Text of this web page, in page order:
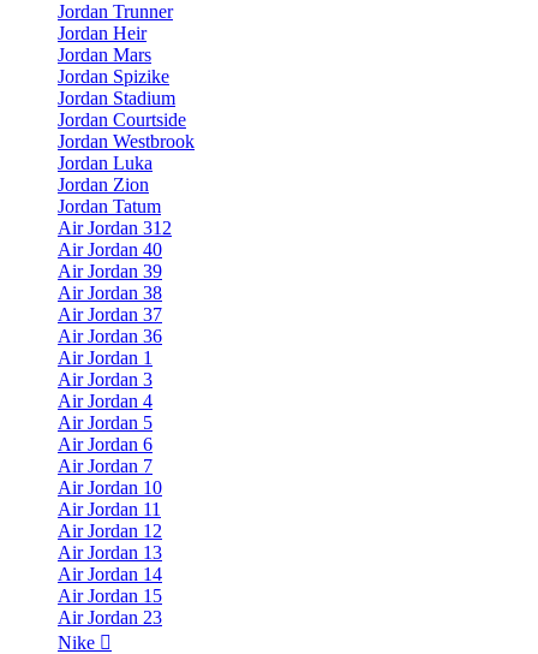
Jordan Trunner
Jordan Heir
Jordan Mars
Jordan Spizike
Jordan Stadium
Jordan Courtside
Jordan Westbrook
Jordan Luka
Jordan Zion
Jordan Tatum
Air Jordan 312
Air Jordan 40
Air Jordan 39
Air Jordan 38
Air Jordan 37
Air Jordan 36
Air Jordan 1
Air Jordan 3
Air Jordan 4
Air Jordan 5
Air Jordan 6
Air Jordan 7
Air Jordan 10
Air Jordan 11
Air Jordan 12
Air Jordan 13
Air Jordan 14
Air Jordan 15
Air Jordan 23
Nike